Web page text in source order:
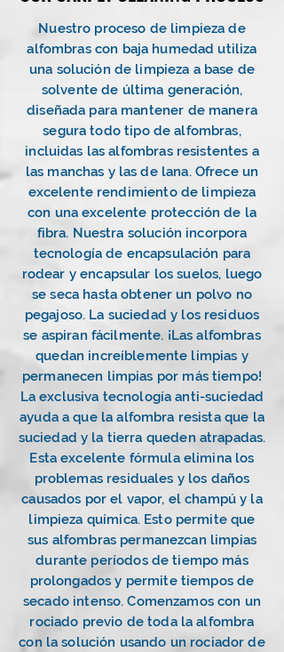
Nuestro proceso de limpieza de
alfombras con baja humedad utiliza
una solución de limpieza a base de
solvente de última generación,
diseñada para mantener de manera
segura todo tipo de alfombras,
incluidas las alfombras resistentes a
las manchas y las de lana. Ofrece un
excelente rendimiento de limpieza
con una excelente protección de la
fibra. Nuestra solución incorpora
tecnología de encapsulación para
rodear y encapsular los suelos, luego
se seca hasta obtener un polvo no
pegajoso. La suciedad y los residuos
se aspiran fácilmente. ¡Las alfombras
quedan increíblemente limpias y
permanecen limpias por más tiempo!
La exclusiva tecnología anti-suciedad
ayuda a que la alfombra resista que la
suciedad y la tierra queden atrapadas.
Esta excelente fórmula elimina los
problemas residuales y los daños
causados por el vapor, el champú y la
limpieza química. Esto permite que
sus alfombras permanezcan limpias
durante períodos de tiempo más
prolongados y permite tiempos de
secado intenso. Comenzamos con un
rociado previo de toda la alfombra
con la solución usando un rociador de